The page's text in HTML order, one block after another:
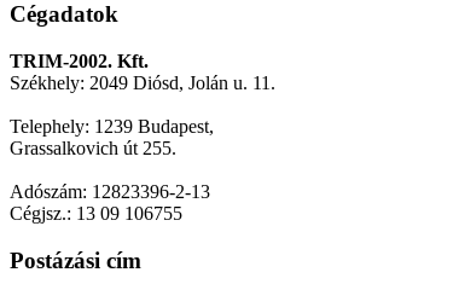
Cégadatok
TRIM-2002. Kft.
Székhely: 2049 Diósd, Jolán u. 11.
Telephely: 1239 Budapest,
Grassalkovich út 255.
Adószám: 12823396-2-13
Cégjsz.: 13 09 106755
Postázási cím